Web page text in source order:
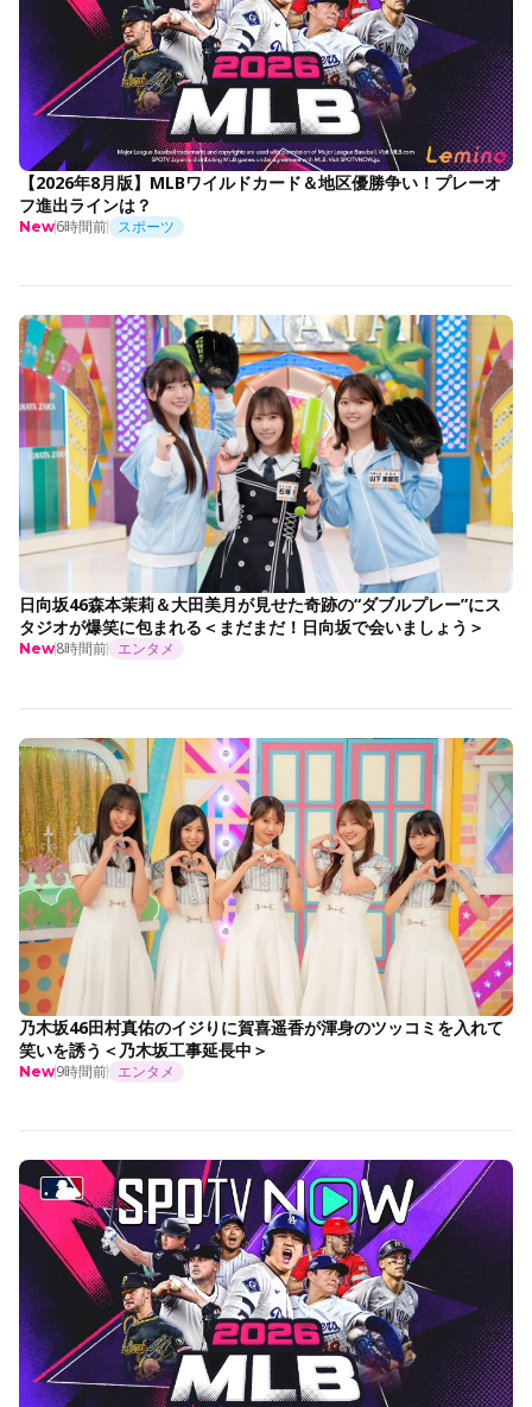
【2026年8月版】MLBワイルドカード＆地区優勝争い！プレーオ
フ進出ラインは？
New6時間前 スポーツ
日向坂46森本茉莉＆大田美月が見せた奇跡の“ダブルプレー”にス
タジオが爆笑に包まれる＜まだまだ！日向坂で会いましょう＞
New8時間前 エンタメ
乃木坂46田村真佑のイジりに賀喜遥香が渾身のツッコミを入れて
笑いを誘う＜乃木坂工事延長中＞
New9時間前 エンタメ